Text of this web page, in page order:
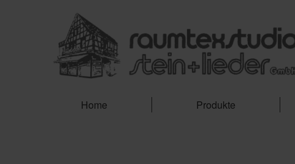
Home Produkte